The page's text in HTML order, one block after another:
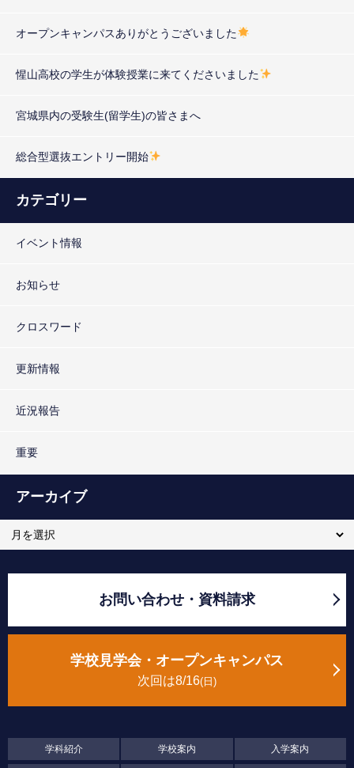
オープンキャンパスありがとうございました
惺山高校の学生が体験授業に来てくださいました
宮城県内の受験生(留学生)の皆さまへ
総合型選抜エントリー開始
カテゴリー
イベント情報
お知らせ
クロスワード
更新情報
近況報告
重要
アーカイブ
お問い合わせ・資料請求
学校見学会・オープンキャンパス
次回は8/16 日
学科紹介 学校案内 入学案内